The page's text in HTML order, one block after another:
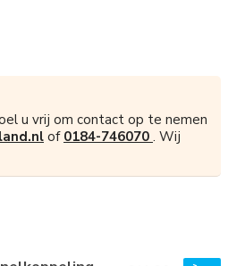
u vrij om contact op te nemen
of 0184-746070 . Wij